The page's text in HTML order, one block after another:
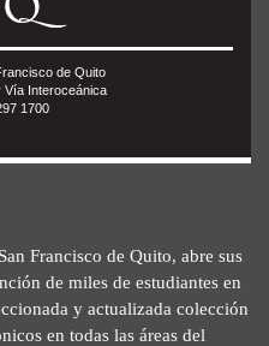
de Quito
Vía Interoceánica
1700
Francisco de Quito, abre sus
de miles de estudiantes en
y actualizada colección
en todas las áreas del